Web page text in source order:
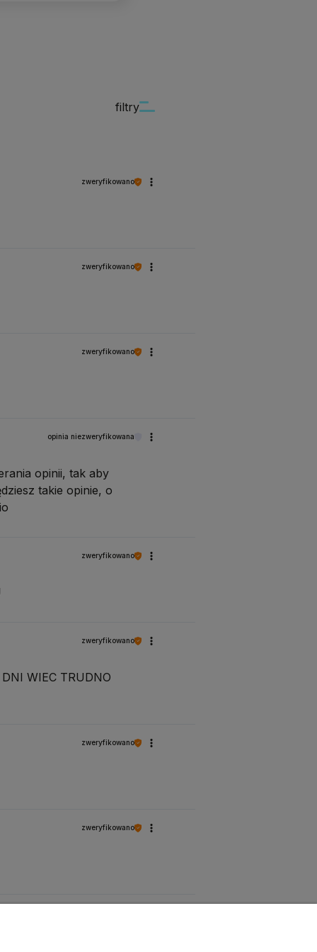
filtry
zweryfikowano
zweryfikowano
zweryfikowano
opinia niezweryfikowana
opinii, tak aby
takie opinie, o
zweryfikowano
zweryfikowano
WIEC TRUDNO
zweryfikowano
zweryfikowano